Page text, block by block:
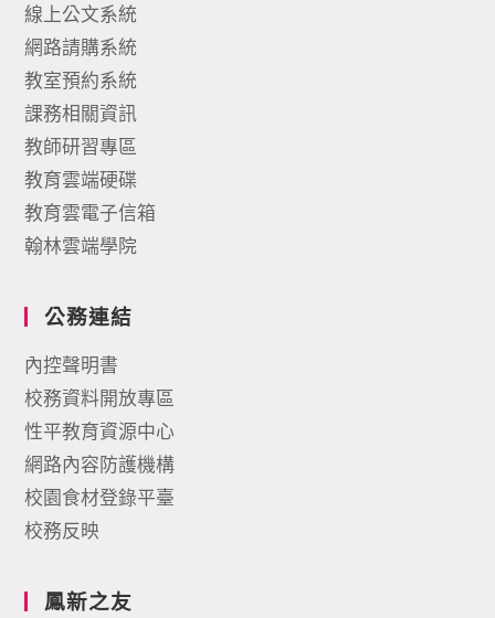
線上公文系統
網路請購系統
教室預約系統
課務相關資訊
教師研習專區
教育雲端硬碟
教育雲電子信箱
翰林雲端學院
公務連結
內控聲明書
校務資料開放專區
性平教育資源中心
網路內容防護機構
校園食材登錄平臺
校務反映
鳳新之友